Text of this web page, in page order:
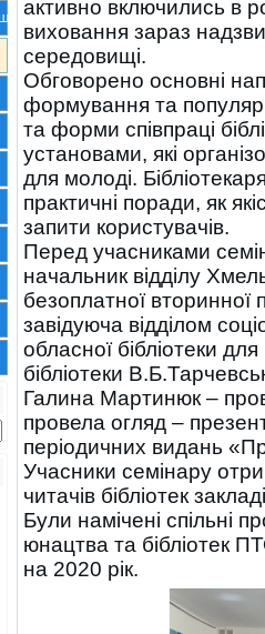
активно включились в
виховання зараз
середовищі.
Обговорено основні
формування та
та форми співпраці
установами, які
для молоді.
практичні поради, як
запити користувачів.
Перед учасниками
начальник відділу
безоплатної
завідуюча відділом
обласної бібліотеки
бібліотеки
Галина Мартинюк –
провела огляд –
періодичних видань
Учасники семінару
читачів бібліотек
Були намічені спільні
юнацтва та бібліотек
на 2020 рік.